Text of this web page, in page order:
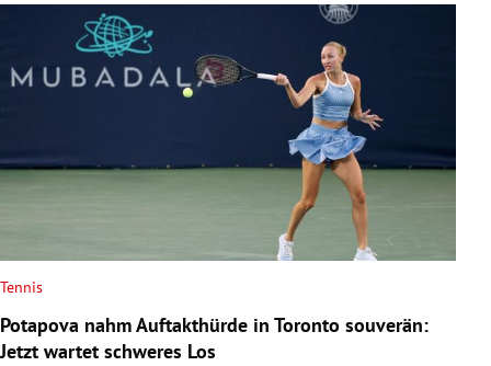
Tennis
Potapova nahm Auftakthürde in Toronto souverän:
Jetzt wartet schweres Los